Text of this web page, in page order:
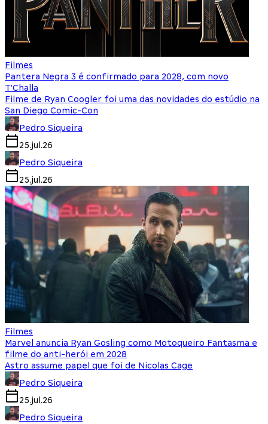
Filmes
Pantera Negra 3 é confirmado para 2028, com novo
T'Challa
Filme de Ryan Coogler foi uma das novidades do estúdio na
San Diego Comic-Con
Pedro Siqueira
25.jul.26
Pedro Siqueira
25.jul.26
Filmes
Marvel anuncia Ryan Gosling como Motoqueiro Fantasma e
filme do anti-herói em 2028
Astro assume papel que foi de Nicolas Cage
Pedro Siqueira
25.jul.26
Pedro Siqueira